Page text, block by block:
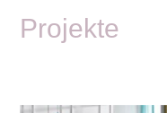
Projekte